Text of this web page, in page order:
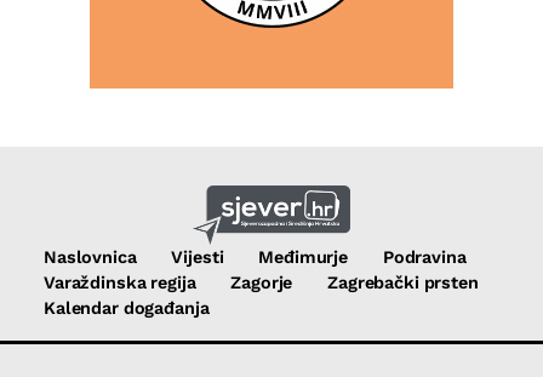
Naslovnica Vijesti Međimurje
Podravina
Varaždinska regija
Zagorje
Zagrebački prsten
Kalendar događanja